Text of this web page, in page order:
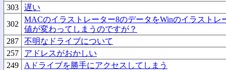
303
遅い
302
MACのイラストレーター8のデータをWinのイラストレ
値が変わってしまうのですが？
287
不明なドライブについて
257
アドレスがおかしい
249
Aドライブを勝手にアクセスしてしまう